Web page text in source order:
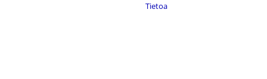
Tietoa